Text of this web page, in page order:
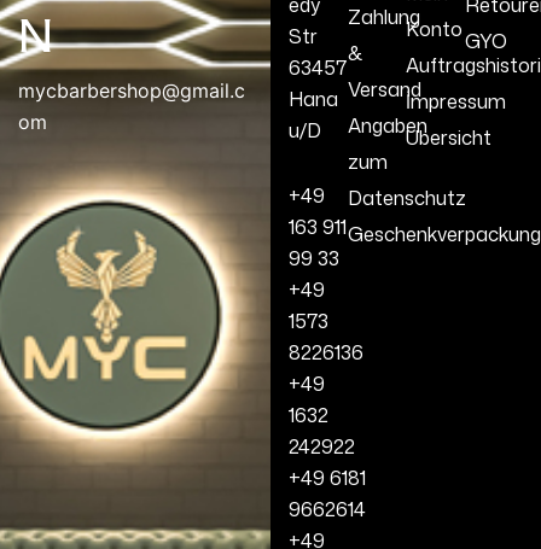
Str
63457
Hana
u/D
+49
163 911
99 33
+49
1573
8226136
+49
1632
242922
+49 6181
9662614
+49
Zahlung
&
Versand
Angaben
zum
Datenschutz
Geschenkverpackung
Konto
İmpressum
Übersicht
GYO
N
mycbarbershop@gmail.c
om